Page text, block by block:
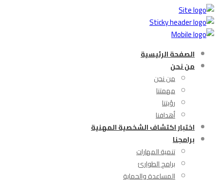
الصفحة الرئيسية
من نحن
من نحن
مهمتنا
رؤيتنا
أهدافنا
اختبار اكتشاف الشخصية المهنية
برامجنا
تنمية المهارات
برامج الطوارئ
المساعدة والحماية